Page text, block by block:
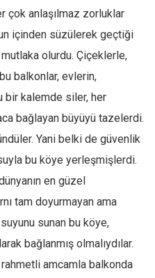
çok anlaşılmaz zorluklar
içinden süzülerek geçtiği
olurdu. Çiçeklerle,
balkonlar, evlerin,
bir kalemde siler, her
bağlayan büyüyü tazelerdi.
Yani belki de güvenlik
bu köye yerleşmişlerdi.
en güzel
tam doyurmayan ama
sunan bu köye,
bağlanmış olmalıydılar.
amcamla balkonda